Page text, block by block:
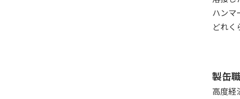
ハンマ
どれ
製缶
高度経